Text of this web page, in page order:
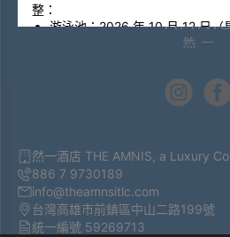
整：
游泳池：2026 年 10 月 12 日（
（星期五）期間，全日暫停開放。
日（星期五）期間，每日於
To provide a more comfortable
operating hours of certain
adjusted as follows:
Swimming Pool
The swimming pool will be
fromOctober 12 (Monday) to
然一酒店 THE AMNIS, a Luxury
886 7 9730189
info@theamnsitlc.com
台灣高雄市前鎮區中山二路199號
統一編號 59269713